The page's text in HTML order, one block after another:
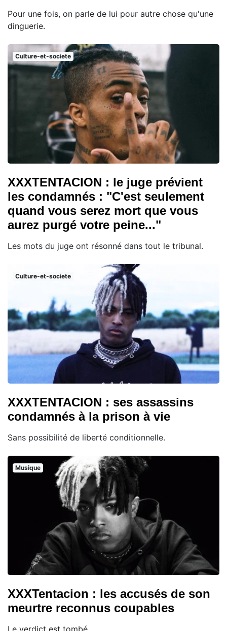
Pour une fois, on parle de lui pour autre chose qu'une
dinguerie.
Culture-et-societe
XXXTENTACION : le juge prévient
les condamnés : "C'est seulement
quand vous serez mort que vous
aurez purgé votre peine..."
Les mots du juge ont résonné dans tout le tribunal.
Culture-et-societe
XXXTENTACION : ses assassins
condamnés à la prison à vie
Sans possibilité de liberté conditionnelle.
Musique
XXXTentacion : les accusés de son
meurtre reconnus coupables